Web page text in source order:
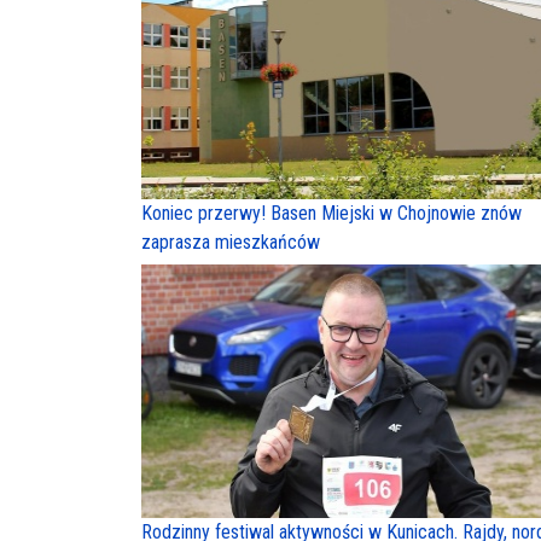
Koniec przerwy! Basen Miejski w Chojnowie znów
zaprasza mieszkańców
Rodzinny festiwal aktywności w Kunicach. Rajdy,